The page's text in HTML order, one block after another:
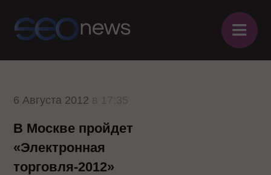
≡
6 Августа 2012
В Москве пройдет
«Электронная
торговля-2012»